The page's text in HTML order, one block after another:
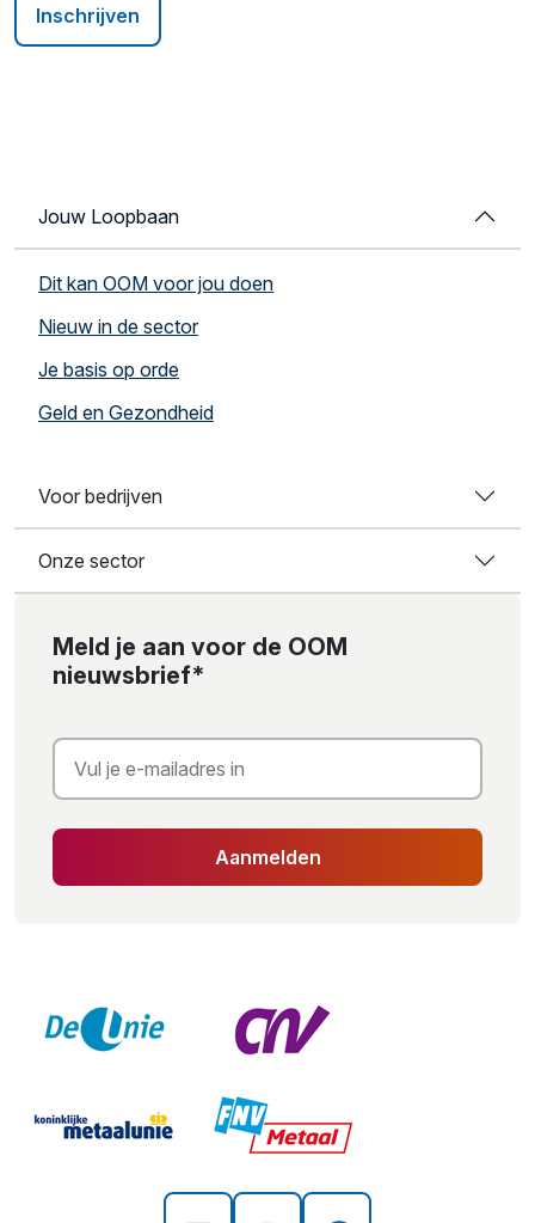
Inschrijven
Jouw Loopbaan
Dit kan OOM voor jou doen
Nieuw in de sector
Je basis op orde
Geld en Gezondheid
Voor bedrijven
Onze sector
Meld je aan voor de OOM
nieuwsbrief*
Aanmelden